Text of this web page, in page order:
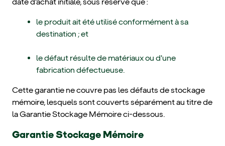
le produit ait été utilisé conformément à sa
destination ; et
le défaut résulte de matériaux ou d'une
fabrication défectueuse.
Cette garantie ne couvre pas les défauts de stockage
mémoire, lesquels sont couverts séparément au titre de
la Garantie Stockage Mémoire ci-dessous.
Garantie Stockage Mémoire